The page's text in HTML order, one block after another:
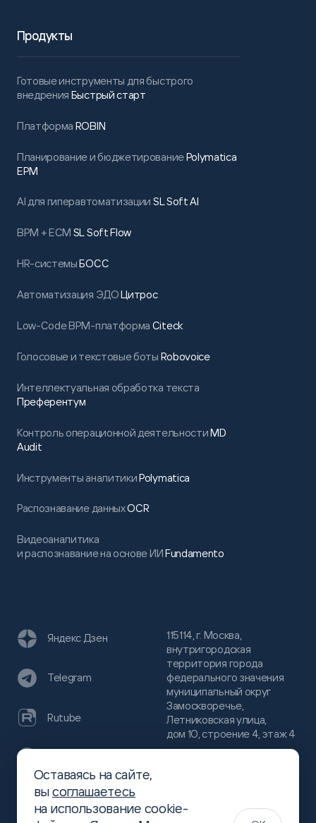
Продукты
Готовые инструменты для быстрого
внедрения Быстрый старт
Платформа ROBIN
Планирование и бюджетированиеPolymatica
EPM
AI для гиперавтоматизации SL Soft AI
BPM + ECM SL Soft Flow
HR-системыБОСС
Автоматизация ЭДОЦитрос
Low-Code BPM-платформа Citeck
Голосовые и текстовые боты Robovoice
Интеллектуальная обработка текста
Преферентум
Контроль операционной деятельностиMD
Audit
Инструменты аналитикиPolymatica
Распознавание данныхOCR
Видеоаналитика
и распознавание на основе ИИFundamento
115114, г. Москва,
внутригородская
территория города
федерального значения
муниципальный округ
Замоскворечье,
Летниковская улица,
дом 10, строение 4, этаж 4
(499)
444-16-51
Яндекс Дзен
Telegram
Rutube
Хабр
Оставаясь на сайте,
высоглашаетесь
на использование cookie-